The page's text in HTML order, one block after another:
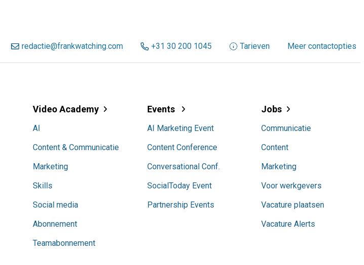
redactie@frankwatching.com +31 30 200 1045 Tarieven Meer contactopties
Video Academy
AI
Content & Communicatie
Marketing
Skills
Social media
Abonnement
Teamabonnement
Events
AI Marketing Event
Content Conference
Conversational Conf.
SocialToday Event
Partnership Events
Jobs
Communicatie
Content
Marketing
Voor werkgevers
Vacature plaatsen
Vacature Alerts